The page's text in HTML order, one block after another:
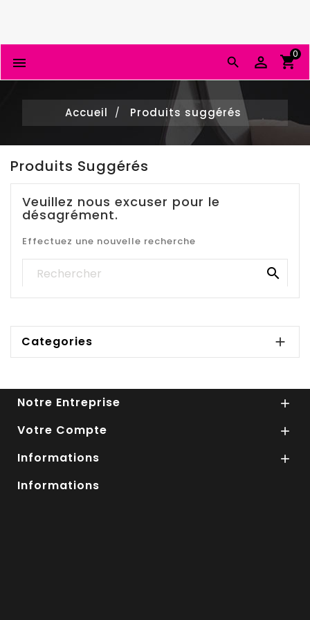

0

Accueil Produits suggérés
Produits Suggérés
Veuillez nous excuser pour le
désagrément.
Effectuez une nouvelle recherche

Categories 
Notre Entreprise 
Votre Compte 
Informations 
Informations